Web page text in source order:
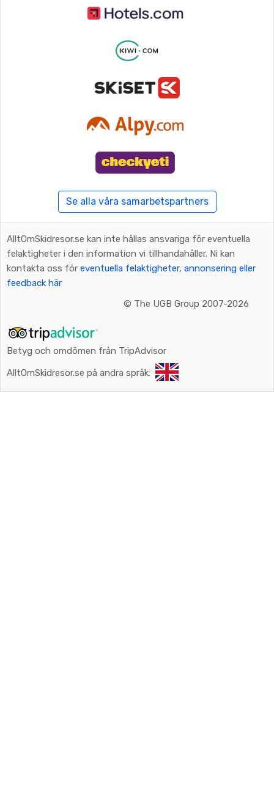
Se alla våra samarbetspartners
AlltOmSkidresor.se kan inte hållas ansvariga för eventuella
felaktigheter i den information vi tillhandahåller. Ni kan
kontakta oss för eventuella felaktigheter, annonsering eller
feedback här
© The UGB Group 2007-2026
Betyg och omdömen från TripAdvisor
AlltOmSkidresor.se på andra språk: